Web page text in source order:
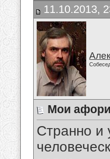
11.10.2013,
Мои
Странно и